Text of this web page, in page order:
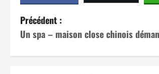
N
a
Précédent :
Un spa – maison close chinois